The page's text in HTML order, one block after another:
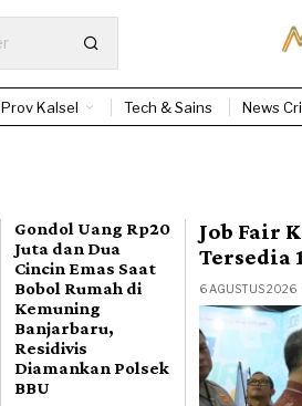
Prov Kalsel Tech & Sains News
Job Fair
Tersedia
6 AGUSTUS 2026
Gondol Uang Rp20
Juta dan Dua
Cincin Emas Saat
Bobol Rumah di
Kemuning
Banjarbaru,
Residivis
Diamankan Polsek
BBU